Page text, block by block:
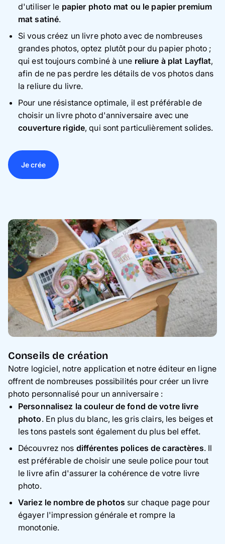
d'utiliser le papier photo mat ou le papier premium
mat satiné.
Si vous créez un livre photo avec de nombreuses
grandes photos, optez plutôt pour du papier photo ;
qui est toujours combiné à une reliure à plat Layflat,
afin de ne pas perdre les détails de vos photos dans
la reliure du livre.
Pour une résistance optimale, il est préférable de
choisir un livre photo d'anniversaire avec une
couverture rigide, qui sont particulièrement solides.
Je crée
Conseils de création
Notre logiciel, notre application et notre éditeur en ligne
offrent de nombreuses possibilités pour créer un livre
photo personnalisé pour un anniversaire :
Personnalisez la couleur de fond de votre livre
photo. En plus du blanc, les gris clairs, les beiges et
les tons pastels sont également du plus bel effet.
Découvrez nos différentes polices de caractères. Il
est préférable de choisir une seule police pour tout
le livre afin d'assurer la cohérence de votre livre
photo.
Variez le nombre de photos sur chaque page pour
égayer l'impression générale et rompre la
monotonie.